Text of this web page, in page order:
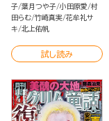
子 葉月つや子 小田原愛 村
田らむ 竹崎真実 花牟礼サ
キ 北上佑帆
試し読み